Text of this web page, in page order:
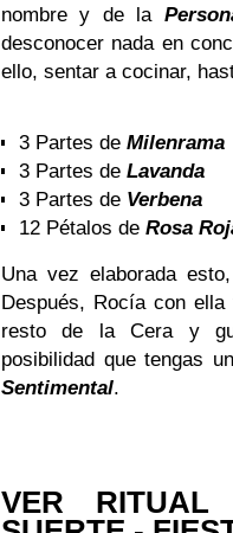
nombre y de la
desconocer nada en
ello, sentar a cocinar,
3 Partes de Milenrama
3 Partes de Lavanda
3 Partes de Verbena
12 Pétalos de Rosa
Una vez elaborada
Después, Rocía con ella
resto de la Cera y
posibilidad que tengas un
Sentimental.
VER